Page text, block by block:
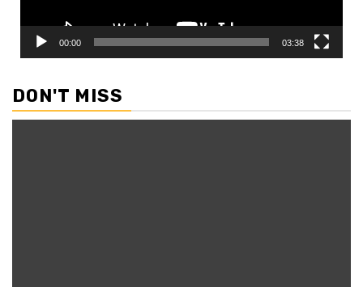
00:00 03:38
DON'T MISS